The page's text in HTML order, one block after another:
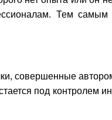
Тем самым
совершенные
под контролем